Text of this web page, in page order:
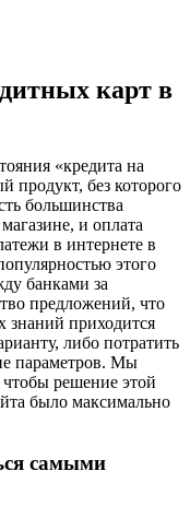
карт в
«кредита на
продукт, без которого
большинства
и оплата
в интернете в
этого
банками за
предложений, что
знаний приходится
либо потратить
параметров. Мы
решение этой
было максимально
самыми